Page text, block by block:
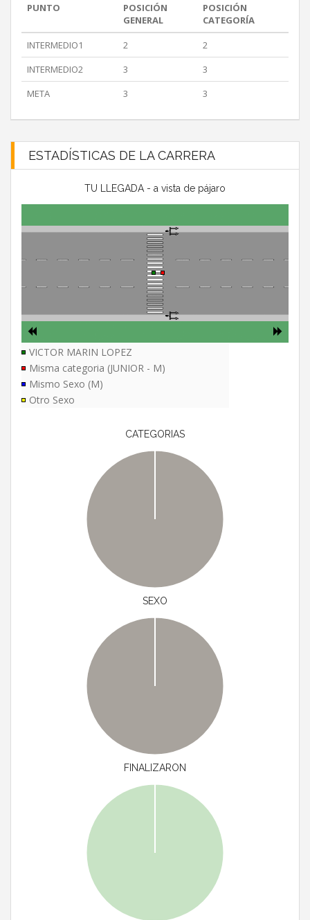
PUNTO
POSICIÓN
GENERAL
POSICIÓN
CATEGORÍA
INTERMEDIO1
2
2
INTERMEDIO2
3
3
META
3 3
ESTADÍSTICAS DE LA CARRERA
TU LLEGADA - a vista de pájaro
VICTOR MARIN LOPEZ
Misma categoria (JUNIOR - M)
Mismo Sexo (M)
Otro Sexo
CATEGORIAS
SEXO
FINALIZARON